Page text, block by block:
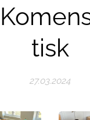
tisk
27.03.2024